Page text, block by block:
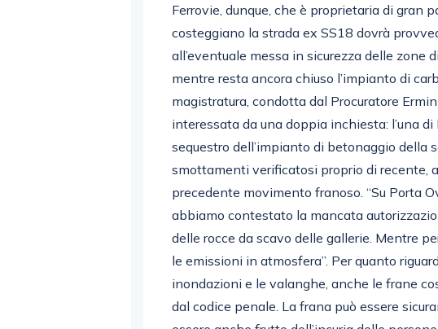
Ferrovie, dunque, che è proprietaria di gran
costeggiano la strada ex SS18 dovrà
all’eventuale messa in sicurezza delle zone
mentre resta ancora chiuso l’impianto di
magistratura, condotta dal Procuratore
interessata da una doppia inchiesta: l’una
sequestro dell’impianto di betonaggio della
smottamenti verificatosi proprio di recente,
precedente movimento franoso. “Su Porta
abbiamo contestato la mancata
delle rocce da scavo delle gallerie. Mentre
le emissioni in atmosfera”. Per quanto
inondazioni e le valanghe, anche le frane
dal codice penale. La frana può essere